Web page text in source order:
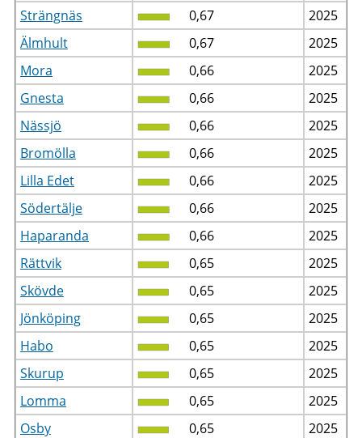
Strängnäs
0,67
2025
Älmhult
0,67
2025
Mora
0,66
2025
Gnesta
0,66
2025
Nässjö
0,66
2025
Bromölla
0,66
2025
Lilla Edet
0,66
2025
Södertälje
0,66
2025
Haparanda
0,66
2025
Rättvik
0,65
2025
Skövde
0,65
2025
Jönköping
0,65
2025
Habo
0,65
2025
Skurup
0,65
2025
Lomma
0,65
2025
Osby
0,65
2025